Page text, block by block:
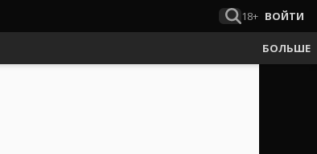
18+ ВОЙТИ
БОЛЬШЕ